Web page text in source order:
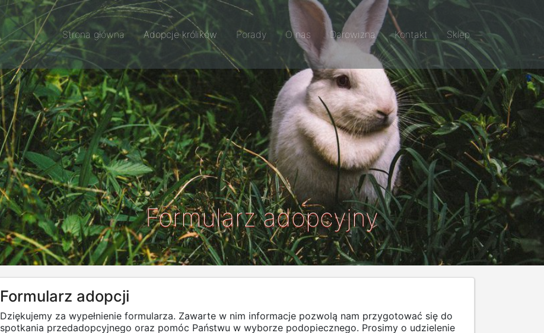
Strona główna Adopcje królików Porady O nas Darowizna Kontakt Sklep
Formularz adopcyjny
Formularz adopcji
Dziękujemy za wypełnienie formularza. Zawarte w nim informacje pozwolą nam przygotować się do
spotkania przedadopcyjnego oraz pomóc Państwu w wyborze podopiecznego. Prosimy o udzielenie